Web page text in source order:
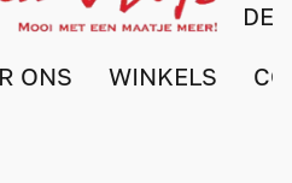
DE
ONS WINKELS